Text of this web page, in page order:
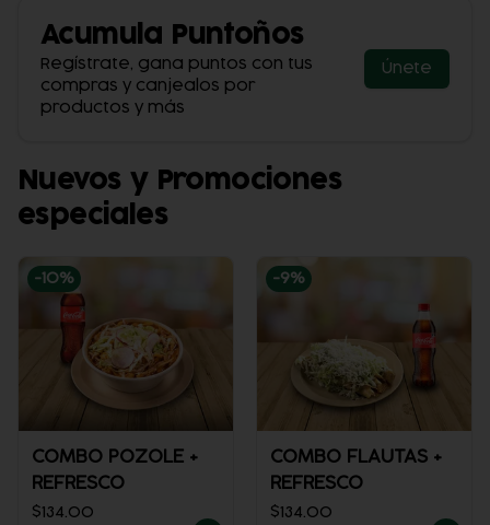
Acumula Puntoños
Regístrate, gana puntos con tus
compras y canjealos por
productos y más
Únete
Nuevos y Promociones
especiales
-10%
COMBO POZOLE +
REFRESCO
$134.00
-9%
COMBO FLAUTAS +
REFRESCO
$134.00